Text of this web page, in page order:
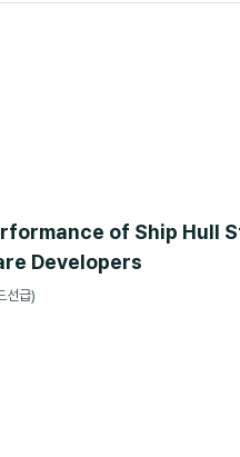
of Ship
Developers
선급)